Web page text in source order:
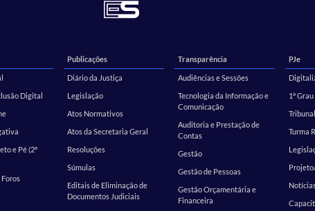
Digital
e Pé (2º
Publicações
Diário da Justiça
Legislação
Atos Normativos
Atos da Secretaria Geral
Resoluções
Súmulas
Editais de Eliminação de
Documentos Judiciais
Transparência
Audiências e Sessões
Tecnologia da Informação e
Comunicação
Auditoria e Prestação de
Contas
Gestão
Gestão de Pessoas
Gestão Orçamentária e
Financeira
PJe
1º Grau
Turma